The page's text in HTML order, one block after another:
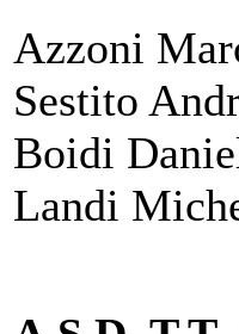
Azzoni
Sestito
Boidi
Landi